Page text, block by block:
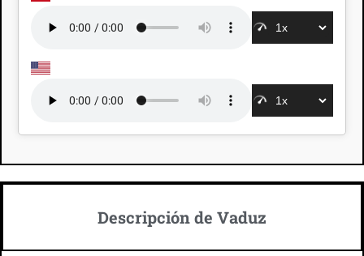
Descripción de Vaduz